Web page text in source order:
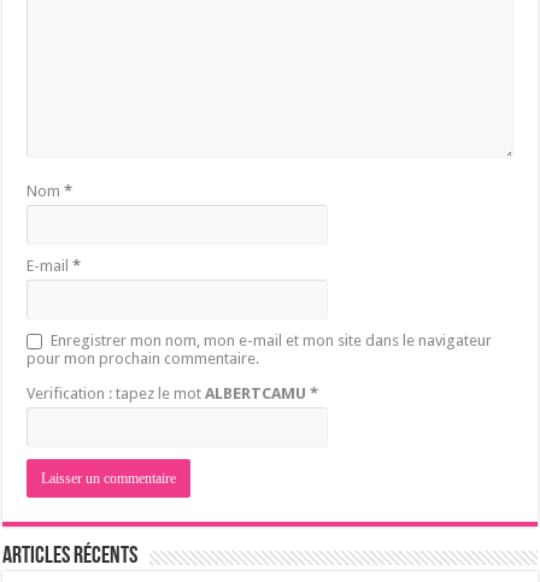
Nom*
E-mail*
Enregistrer mon nom, mon e-mail et mon site dans le navigateur
pour mon prochain commentaire.
Verification : tapez le motALBERTCAMU *
Articles récents